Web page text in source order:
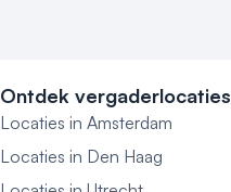
Ontdek vergaderlocaties
Locaties in Amsterdam
Locaties in Den Haag